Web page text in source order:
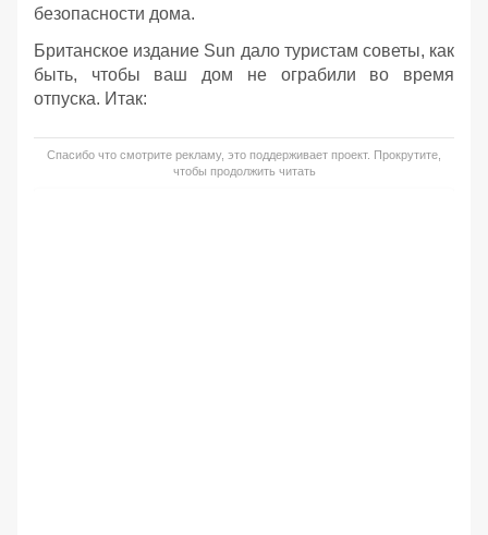
безопасности дома.
Британское издание Sun дало туристам советы, как
быть, чтобы ваш дом не ограбили во время
отпуска. Итак:
Спасибо что смотрите рекламу, это поддерживает проект. Прокрутите,
чтобы продолжить читать